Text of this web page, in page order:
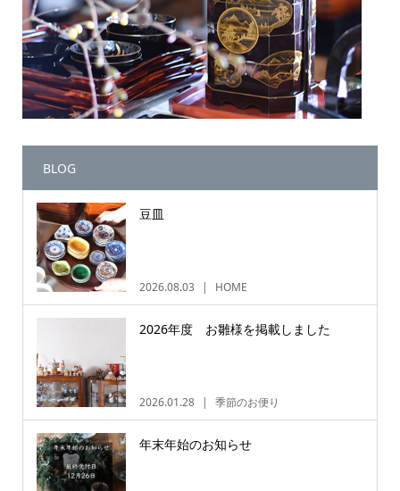
BLOG
豆皿
2026.08.03 HOME
2026年度 お雛様を掲載しました
2026.01.28 季節のお便り
年末年始のお知らせ